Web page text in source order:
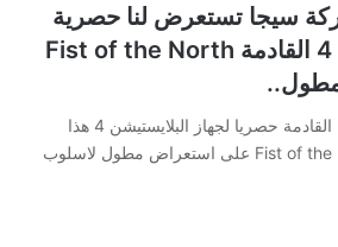
سيجا تستعرض لنا حصرية
البلايستيشن 4 القادمة Fist of the North
حصلت لعبة سيجا القادمة حصريا لجهاز البلايستيشن 4 هذا
العام Fist of the North Star على استعراض مطول لاسلوب